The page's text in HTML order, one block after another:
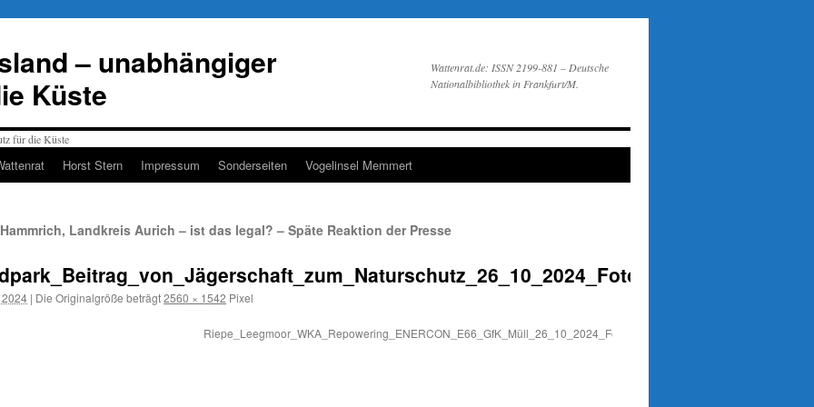
– unabhängiger
Küste
Wattenrat.de: ISSN 2199-881 – Deutsche
Nationalbibliothek in Frankfurt/M.
Horst Stern Impressum Sonderseiten Vogelinsel Memmert
Landkreis Aurich – ist das legal? – Späte Reaktion der Presse
| Die Originalgröße beträgt2560 × 1542 Pixel
Riepe_Leegmoor_WKA_Repowering_ENERCON_E66_GfK_Müll_26_10_2024_Foto_Eilert_Voß_EV3_2802